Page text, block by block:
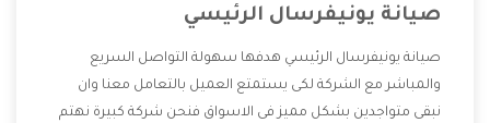
صيانة يونيفرسال الرئيسي
صيانة يونيفرسال الرئيسي هدفها سهولة التواصل السريع
والمباشر مع الشركة لكى يستمتع العميل بالتعامل معنا وان
نبقى متواجدين بشكل مميز فى الاسواق فنحن شركة كبيرة نهتم